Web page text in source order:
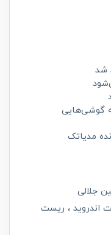
گوشی‌هایی
مدیاتک
جلالی
اندروید
ریست